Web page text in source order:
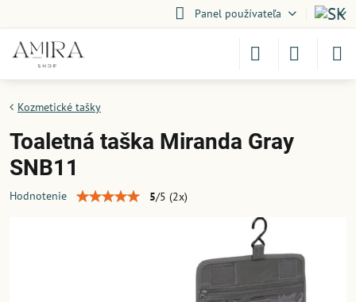
Panel používateľa
Kozmetické tašky
Toaletná taška Miranda Gray
SNB11
Hodnotenie 5/5 (2x)